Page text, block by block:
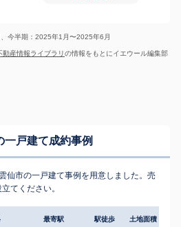
今半期：2025年1月〜2025年6月
動産情報ライブラリの情報をもとにイエウール編集部
一戸建て成約事例
仙市の一戸建て事例を用意しました。売
てください。
最寄駅 駅徒歩 土地面積